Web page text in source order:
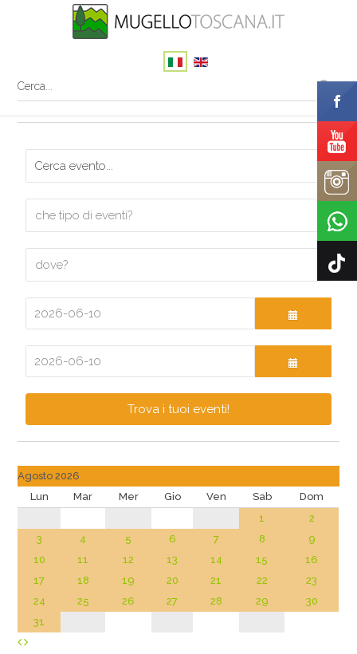
Trova i tuoi eventi!
Agosto 2026
Lun
Mar Mer Gio Ven Sab
Dom
1
2
3
4 5 6 7 8
9
10
11 12 13 14 15
16
17
18 19 20 21 22
23
24
25 26 27 28 29
30
31